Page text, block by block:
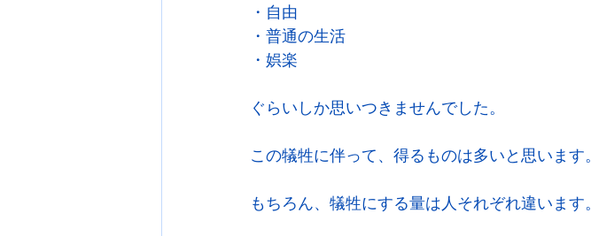
・自由
・普通の生活
・娯楽
ぐらいしか思いつきませんでした。
この犠牲に伴って、得るものは多いと思います。
もちろん、犠牲にする量は人それぞれ違います。